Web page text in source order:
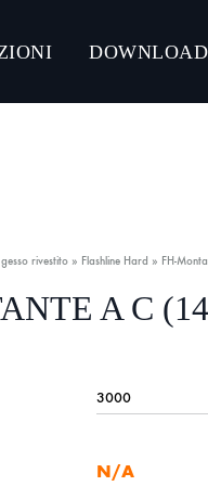
DOWNLOAD
rivestito» Flashline Hard » FH-
A C
N/A